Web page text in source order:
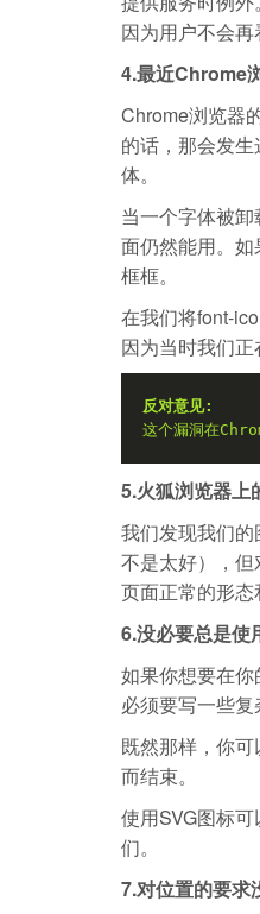
因为用户不会再
4.最近Chrome
Chrome浏览器
的话，那会发
体。
当一个字体被
面仍然能用。
框框。
在我们将font-
因为当时我们正
反对意见:
这个漏洞在
5.火狐浏览器
我们发现我们
不是太好），
页面正常的形态
6.没必要总是使
如果你想要在
必须要写一些
既然那样，你
而结束。
使用SVG图标
们。
7.对位置的要求